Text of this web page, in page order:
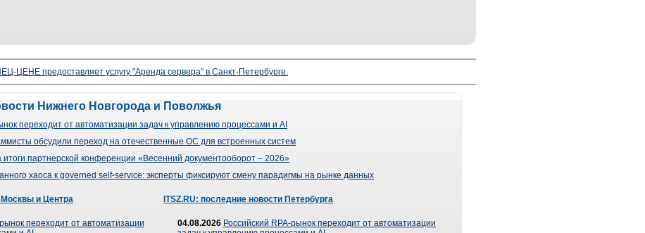
ЦЕНЕ предоставляет услугу "Аренда сервера" в Санкт-Петербурге.
Нижнего Новгорода и Поволжья
переходит от автоматизации задач к управлению процессами и AI
обсудили переход на отечественные ОС для встроенных систем
партнерской конференции «Весенний документооборот – 2026»
хаоса к governed self-service: эксперты фиксируют смену парадигмы на рынке данных
Москвы и Центра
переходит от автоматизации
ITSZ.RU: последние новости Петербурга
04.08.2026 Российский RPA-рынок переходит от автоматизации